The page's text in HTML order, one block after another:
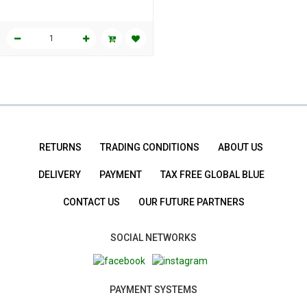
RETURNS TRADING CONDITIONS ABOUT US
DELIVERY PAYMENT TAX FREE GLOBAL BLUE
CONTACT US OUR FUTURE PARTNERS
SOCIAL NETWORKS
PAYMENT SYSTEMS